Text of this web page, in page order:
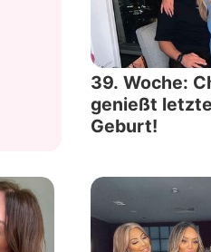
39. Woche:
genießt
Geburt!